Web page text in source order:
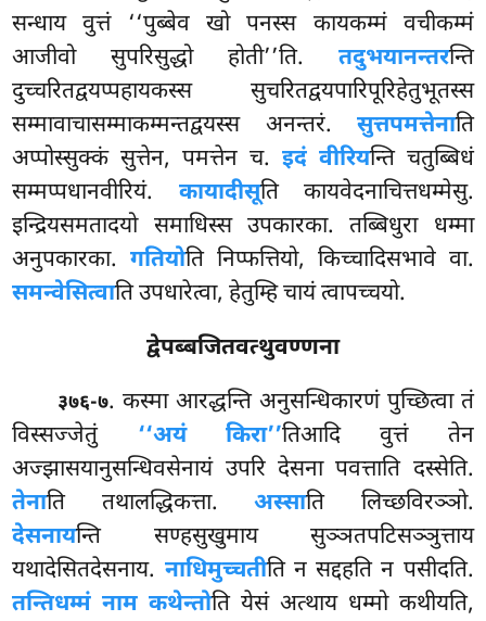
सन्धाय वुत्तं ‘‘पुब्बेव खो पनस्स कायकम्मं वचीकम्मं
आजीवो सुपरिसुद्धो होती’’ति. तदुभयानन्तरन्ति
दुच्चरितद्वयप्पहायकस्स सुचरितद्वयपारिपूरिहेतुभूतस्स
सम्मावाचासम्माकम्मन्तद्वयस्स अनन्तरं. सुत्तपमत्तेनाति
अप्पोस्सुक्कं सुत्तेन, पमत्तेन च. इदं वीरियन्ति चतुब्बिधं
सम्मप्पधानवीरियं. कायादीसूति कायवेदनाचित्तधम्मेसु.
इन्द्रियसमतादयो समाधिस्स उपकारका. तब्बिधुरा धम्मा
अनुपकारका.गतियोति निप्फत्तियो, किच्चादिसभावे वा.
समन्वेसित्वाति उपधारेत्वा, हेतुम्हि चायं त्वापच्चयो.
द्वेपब्बजितवत्थुवण्णना
३७६-७. कस्मा आरद्धन्ति अनुसन्धिकारणं पुच्छित्वा तं
विस्सज्जेतुं ‘‘अयं किरा’’तिआदि वुत्तं तेन
अज्झासयानुसन्धिवसेनायं उपरि देसना पवत्ताति दस्सेति.
तेनाति तथालद्धिकत्ता.अस्साति लिच्छविरञ्ञो.
देसनायन्ति सण्हसुखुमाय सुञ्ञतपटिसञ्ञुत्ताय
यथादेसितदेसनाय. नाधिमुच्चतीति न सद्दहति न पसीदति.
तन्तिधम्मं नाम कथेन्तोति येसं अत्थाय धम्मो कथीयति,